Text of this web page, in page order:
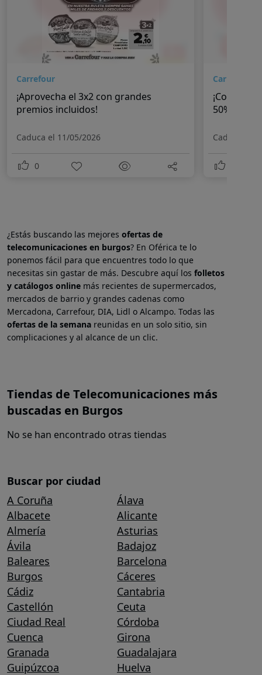
Carrefour
¡Aprovecha el 3x2 con grandes
premios incluidos!
Caduca el 11/05/2026
0
Carrefour
50%!
Caduca el
¿Estás buscando las mejores ofertas de
telecomunicaciones en burgos? En Oférica te lo
ponemos fácil para que encuentres todo lo que
necesitas sin gastar de más. Descubre aquí los folletos
y catálogos online más recientes de supermercados,
mercados de barrio y grandes cadenas como
Mercadona, Carrefour, DIA, Lidl o Alcampo. Todas las
ofertas de la semana reunidas en un solo sitio, sin
complicaciones y al alcance de un clic.
Tiendas de Telecomunicaciones más
buscadas en Burgos
No se han encontrado otras tiendas
Buscar por ciudad
A Coruña
Álava
Albacete
Alicante
Almería
Asturias
Ávila
Badajoz
Baleares
Barcelona
Burgos
Cáceres
Cádiz
Cantabria
Castellón
Ceuta
Ciudad Real
Córdoba
Cuenca
Girona
Granada
Guadalajara
Guipúzcoa
Huelva